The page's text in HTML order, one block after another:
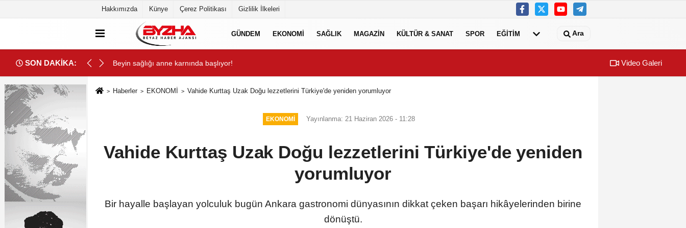
Hakkımızda Künye Çerez Politikası Gizlilik İlkeleri
GÜNDEM EKONOMİ SAĞLIK MAGAZİN KÜLTÜR & SANAT SPOR EĞİTİM Ara
SON DAKİKA:
Yolculuk” Yaptı Beyin sağlığı anne karnında başlıyor! Dünyanın
Video Galeri
Haberler EKONOMİ Vahide Kurttaş Uzak Doğu lezzetlerini Türkiye'de yeniden yorumluyor
EKONOMİ Yayınlanma: 21 Haziran 2026 - 11:28
Vahide Kurttaş Uzak Doğu lezzetlerini Türkiye'de yeniden
yorumluyor
Bir hayalle başlayan yolculuk bugün Ankara gastronomi dünyasının dikkat çeken başarı hikâyelerinden birine
dönüştü.